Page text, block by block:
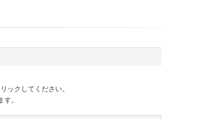
ックしてください。
。